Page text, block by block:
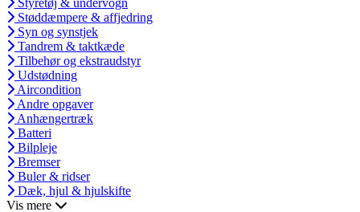
Støddæmpere & affjedring
Syn og synstjek
Tandrem & taktkæde
Tilbehør og ekstraudstyr
Udstødning
Aircondition
Andre opgaver
Anhængertræk
Batteri
Bilpleje
Bremser
Buler & ridser
Dæk, hjul & hjulskifte
Vis mere